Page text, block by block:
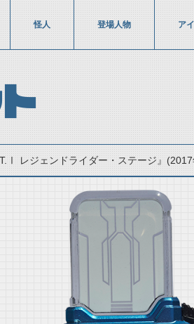
怪人 登場人物 ア
レジェンドライダー・ステージ』